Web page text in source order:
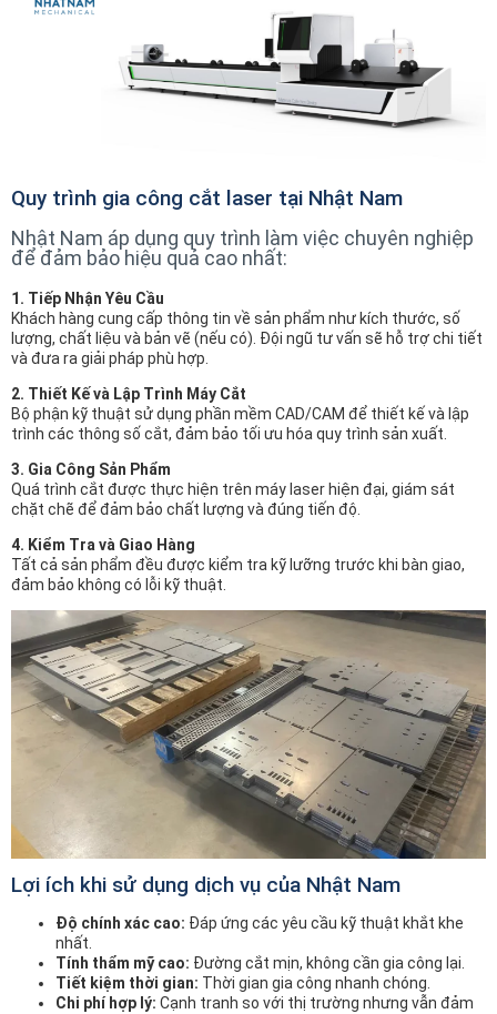
Quy trình gia công cắt laser tại Nhật Nam
Nhật Nam áp dụng quy trình làm việc chuyên nghiệp
để đảm bảo hiệu quả cao nhất:
1. Tiếp Nhận Yêu Cầu
Khách hàng cung cấp thông tin về sản phẩm như kích thước, số
lượng, chất liệu và bản vẽ (nếu có). Đội ngũ tư vấn sẽ hỗ trợ chi tiết
và đưa ra giải pháp phù hợp.
2. Thiết Kế và Lập Trình Máy Cắt
Bộ phận kỹ thuật sử dụng phần mềm CAD/CAM để thiết kế và lập
trình các thông số cắt, đảm bảo tối ưu hóa quy trình sản xuất.
3. Gia Công Sản Phẩm
Quá trình cắt được thực hiện trên máy laser hiện đại, giám sát
chặt chẽ để đảm bảo chất lượng và đúng tiến độ.
4. Kiểm Tra và Giao Hàng
Tất cả sản phẩm đều được kiểm tra kỹ lưỡng trước khi bàn giao,
đảm bảo không có lỗi kỹ thuật.
Lợi ích khi sử dụng dịch vụ của Nhật Nam
Độ chính xác cao: Đáp ứng các yêu cầu kỹ thuật khắt khe
nhất.
Tính thẩm mỹ cao: Đường cắt mịn, không cần gia công lại.
Tiết kiệm thời gian: Thời gian gia công nhanh chóng.
Chi phí hợp lý: Cạnh tranh so với thị trường nhưng vẫn đảm